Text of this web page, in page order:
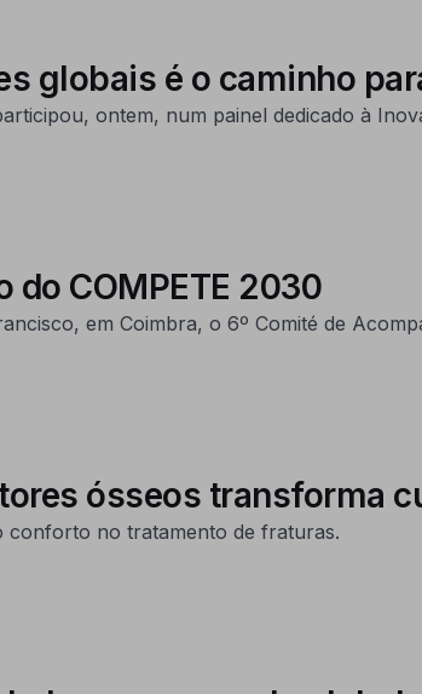
globais é o caminho
ontem, num painel dedicado à
do COMPETE 2030
em Coimbra, o 6º Comité de
ósseos transforma
conforto no tratamento de fraturas.